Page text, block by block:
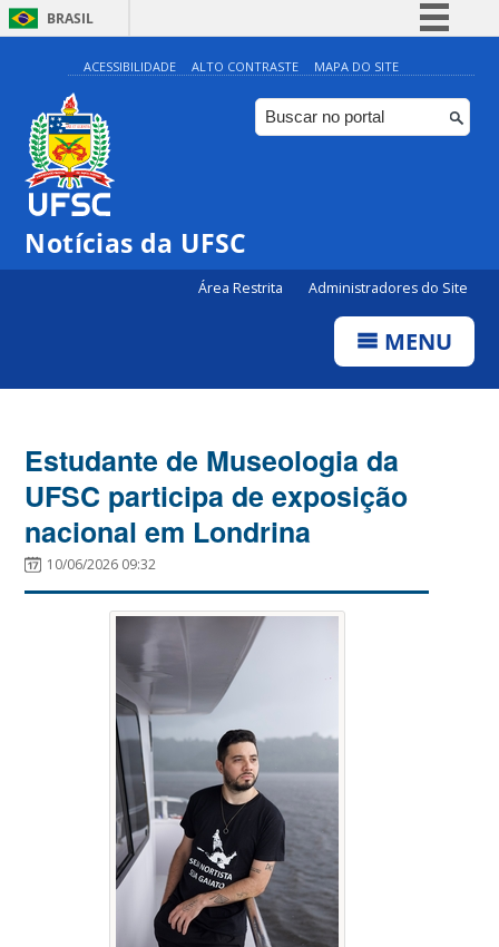
BRASIL
Simplifique!
Comunica BR
Participe
ACESSIBILIDADE ALTO CONTRASTE MAPA DO SITE
Notícias da UFSC
Área Restrita Administradores do Site
MENU
Estudante de Museologia da
UFSC participa de exposição
nacional em Londrina
10/06/2026 09:32